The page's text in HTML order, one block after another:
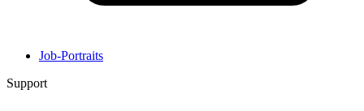
Job-Portraits
Support